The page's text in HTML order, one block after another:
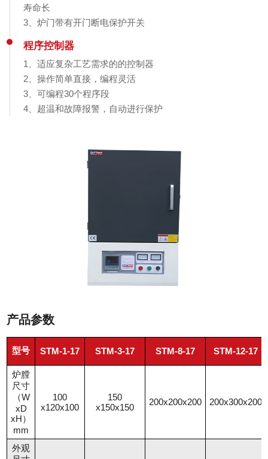
寿命长
3、炉门带有开门断电保护开关
程序控制器
1、适应复杂工艺需求的的控制器
2、操作简单直接，编程灵活
3、可编程30个程序段
4、超温和故障报警，自动进行保护
产品参数
型号 STM-1-17 STM-3-17 STM-8-17 STM-12-17
炉膛
尺寸
（W
xD
xH）
mm
100
x120x100
150
x150x150
200x200x200 200x300x200
外观